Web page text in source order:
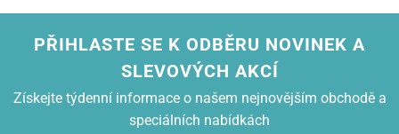
PŘIHLASTE SE K ODBĚRU NOVINEK A
SLEVOVÝCH AKCÍ
Získejte týdenní informace o našem nejnovějším obchodě a
speciálních nabídkách